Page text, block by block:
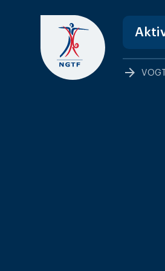
content
arrow_forward